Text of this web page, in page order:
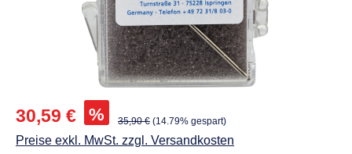
Abbildungen können vom Original abweichen.
Verkaufspreis:
30,59 € % Regulärer Preis:
35,90 € (14.79% gespart)
Preise exkl. MwSt. zzgl. Versandkosten